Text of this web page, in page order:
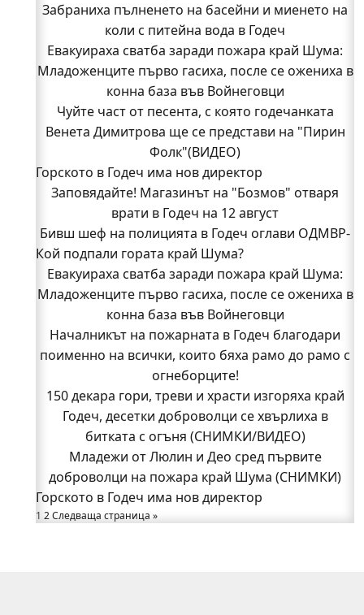
Забраниха пълненето на басейни и миенето на
коли с питейна вода в Годеч
Евакуираха сватба заради пожара край Шума:
Младоженците първо гасиха, после се ожениха в
конна база във Войнеговци
Чуйте част от песента, с която годечанката
Венета Димитрова ще се представи на "Пирин
Фолк"(ВИДЕО)
Горското в Годеч има нов директор
Заповядайте! Магазинът на "Бозмов" отваря
врати в Годеч на 12 август
Бивш шеф на полицията в Годеч оглави ОДМВР-
Видин
Кой подпали гората край Шума?
Младежи от Люлин и Део сред първите
доброволци на пожара край Шума (СНИМКИ)
Началникът на пожарната в Годеч благодари
поименно на всички, които бяха рамо до рамо с
огнеборците!
150 декара гори, треви и храсти изгоряха край
Годеч, десетки доброволци се хвърлиха в
битката с огъня (СНИМКИ/ВИДЕО)
Полицията влиза в селата
Възможни са прекъсвания на тока утре в части
от община Годеч
Какво накара Яна и Станимир да изберат Годеч
Кой подпали гората край Шума?
Евакуираха сватба заради пожара край Шума:
Младоженците първо гасиха, после се ожениха в
конна база във Войнеговци
Началникът на пожарната в Годеч благодари
поименно на всички, които бяха рамо до рамо с
огнеборците!
150 декара гори, треви и храсти изгоряха край
Годеч, десетки доброволци се хвърлиха в
битката с огъня (СНИМКИ/ВИДЕО)
Младежи от Люлин и Део сред първите
доброволци на пожара край Шума (СНИМКИ)
Горското в Годеч има нов директор
1 2Следваща страница »